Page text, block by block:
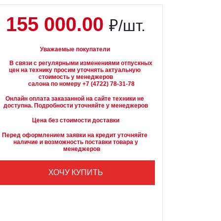
155 000.00 ₽/шт.
Уважаемые покупатели
цен на технику просим уточнять актуальную
стоимость у менеджеров
Онлайн оплата заказанной на сайте техники не
доступна. Подробности уточняйте у менеджеров
Цена без стоимости доставки
Перед оформлением заявки на кредит уточняйте
наличие и возможность поставки товара у
        менеджеров
ХОЧУ КУПИТЬ